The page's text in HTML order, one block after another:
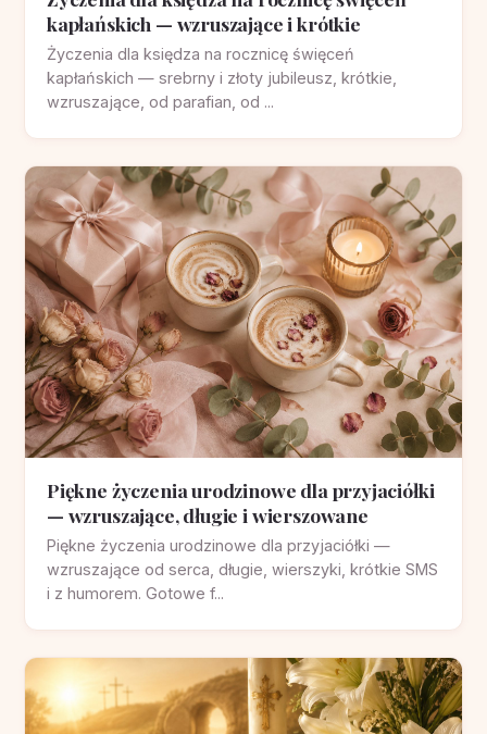
kapłańskich — wzruszające i krótkie
Życzenia dla księdza na rocznicę święceń
kapłańskich — srebrny i złoty jubileusz, krótkie,
wzruszające, od parafian, od ...
Piękne życzenia urodzinowe dla przyjaciółki
— wzruszające, długie i wierszowane
Piękne życzenia urodzinowe dla przyjaciółki —
wzruszające od serca, długie, wierszyki, krótkie SMS
i z humorem. Gotowe f...